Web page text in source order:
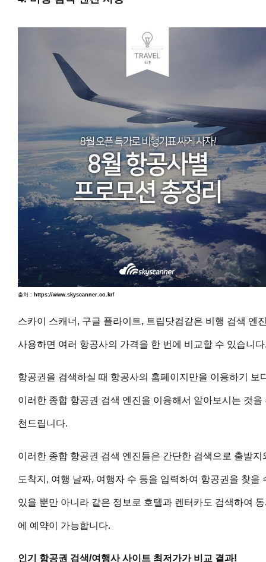
출처 : https://www.skyscanner.co.kr/
스카이 스캐너, 구글 플라이트, 트립닷컴같은 비행 검색 엔
사용하면 여러 항공사의 가격을 한 번에 비교할 수 있습니
항공권을 검색하실 때 항공사의 홈페이지만을 이용하기 보
이러한 종합 항공권 검색 엔진을 이용해서 알아보시는 것을
천드립니다.
이러한 종합 항공권 검색 엔진들은 간단한 검색으로 출발지
도착지, 여행 날짜, 여행자 수 등을 입력하여 항공권을 찾을
있을 뿐만 아니라 같은 정보로 호텔과 렌터카도 검색하여
에 예약이 가능합니다.
인기 항공권 검색/여행사 사이트 최저가가 비교 결과!